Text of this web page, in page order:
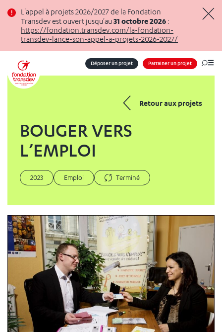
L'appel à projets 2026/2027 de la Fondation
Transdev est ouvert jusqu'au 31 octobre 2026 :
https://fondation.transdev.com/la-fondation-
transdev-lance-son-appel-a-projets-2026-2027/
Déposer un projet Parrainer un projet
Retour aux projets
BOUGER VERS
L’EMPLOI
2023 Emploi Terminé